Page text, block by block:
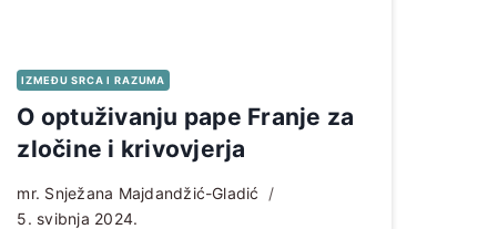
IZMEĐU SRCA I RAZUMA
O optuživanju pape Franje za
zločine i krivovjerja
mr. Snježana Majdandžić-Gladić
5. svibnja 2024.